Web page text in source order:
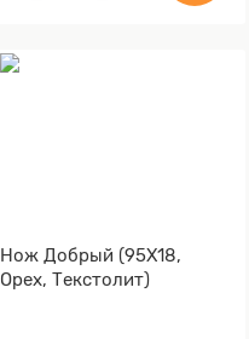
Нож Добрый (95Х18,
Орех, Текстолит)